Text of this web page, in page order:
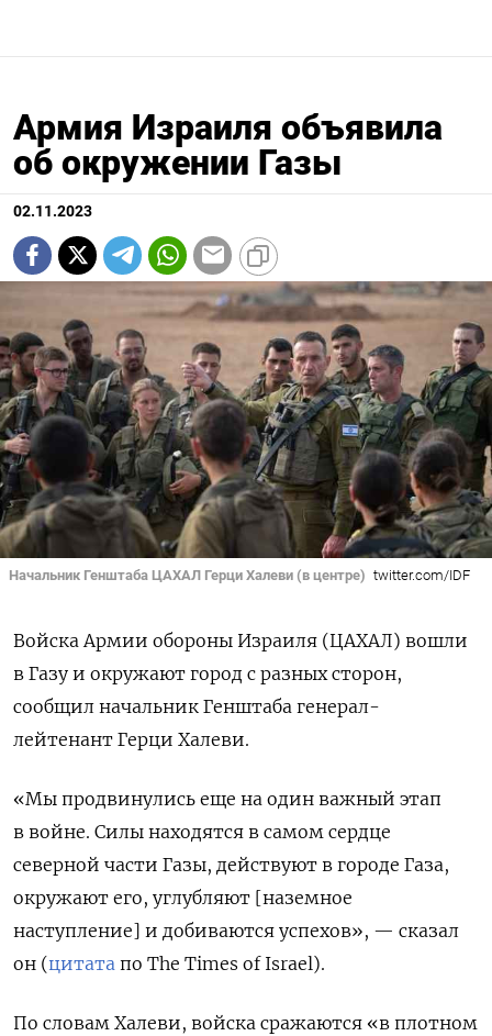
Армия Израиля объявила
об окружении Газы
02.11.2023
Начальник Генштаба ЦАХАЛ Герци Халеви (в центре) twitter.com/IDF
Войска Армии обороны Израиля (ЦАХАЛ) вошли
в Газу и окружают город с разных сторон,
сообщил начальник Генштаба генерал-
лейтенант Герци Халеви.
«Мы продвинулись еще на один важный этап
в войне. Силы находятся в самом сердце
северной части Газы, действуют в городе Газа,
окружают его, углубляют [наземное
наступление] и добиваются успехов», — сказал
он (цитата по The Times of Israel).
По словам Халеви, войска сражаются «в плотном